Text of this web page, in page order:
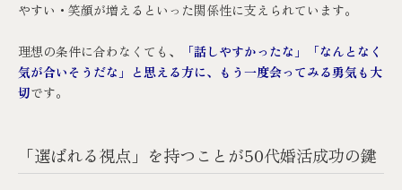
やすい・笑顔が増えるといった関係性に支えられています。
理想の条件に合わなくても、
「話しやすかったな」「なんとなく
気が合いそうだな」と思える方に、もう一度会ってみる勇気も大
切です。
「選ばれる視点」を持つことが50代婚活成功の鍵